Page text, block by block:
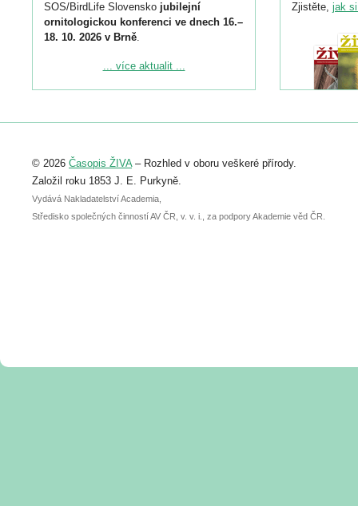
SOS/BirdLife Slovensko jubilejní
ornitologickou konferenci ve dnech 16.–
18. 10. 2026 v Brně.
Podrobnější informace ke konferenci
Registrovat se můžete do 6. září.
abstraktu přihlášené přednášky nebo
posteru je už 30. června.
... více aktualit ...
Zjistěte, jak
© 2026 Časopis ŽIVA– Rozhled v oboru veškeré přírody.
Založil roku 1853 J. E. Purkyně.
Vydává Nakladatelství Academia,
Středisko společných činností AV ČR, v. v. i., za podpory Akademie věd ČR.